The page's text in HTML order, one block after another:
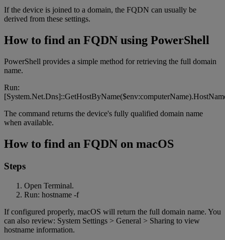
If the device is joined to a domain, the FQDN can usually be
derived from these settings.
How to find an FQDN using PowerShell
PowerShell provides a simple method for retrieving the full domain
name.
Run:
The command returns the device's fully qualified domain name
when available.
How to find an FQDN on macOS
Steps
Open Terminal.
Run: hostname -f
If configured properly, macOS will return the full domain name. You
can also review: System Settings > General > Sharing to view
hostname information.